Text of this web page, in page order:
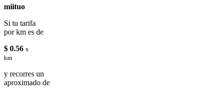
miituo
Si tu tarifa
por km es de
$ 0.56 x
km
y recorres un
aproximado de